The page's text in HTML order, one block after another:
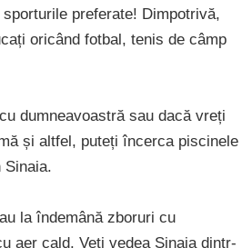
preferate! Dimpotrivă,
oricând fotbal, tenis de câmp
dumneavoastră sau dacă vreți
și altfel, puteți încerca piscinele
Sinaia.
la îndemână zboruri cu
aer cald. Veți vedea Sinaia dintr-